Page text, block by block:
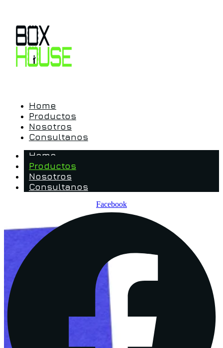
Home
Productos
Nosotros
Consultanos
Home
Productos
Nosotros
Consultanos
Facebook